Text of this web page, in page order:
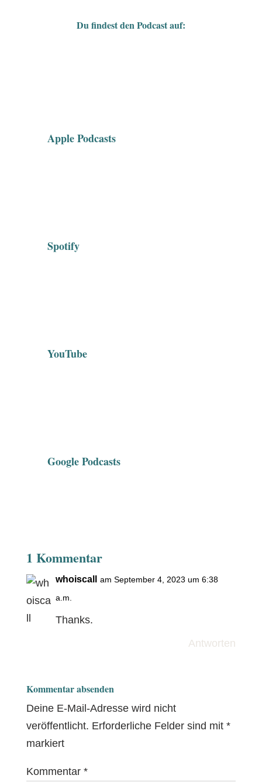
Du findest den Podcast auf:
Apple Podcasts
Spotify
YouTube
Google Podcasts
1 Kommentar
whoiscall
am September 4, 2023 um 6:38
a.m.
Thanks.
Antworten
Kommentar absenden
Deine E-Mail-Adresse wird nicht
veröffentlicht. Erforderliche Felder sind mit *
markiert
Kommentar *